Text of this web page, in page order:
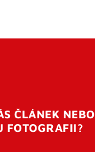
ČLÁNEK NEBO
FOTOGRAFII?